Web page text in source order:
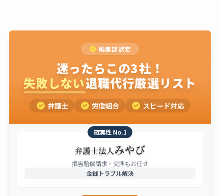
編集部認定
迷ったらこの3社！
失敗しない退職代行厳選リスト
弁護士 労働組合 スピード対応
確実性 No.1
損害賠償請求・交渉もお任せ
金銭トラブル解決